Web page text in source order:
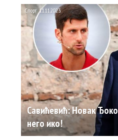
Савићевић: Новак
него ико!
Спорт 11.11.2023.